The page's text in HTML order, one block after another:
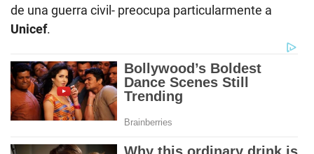
de una guerra civil- preocupa particularmente a
Unicef.